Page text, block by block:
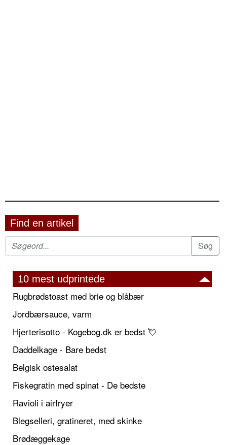
Find en artikel
10 mest udprintede
Rugbrødstoast med brie og blåbær
Jordbærsauce, varm
Hjerterisotto - Kogebog.dk er bedst 💘
Daddelkage - Bare bedst
Belgisk ostesalat
Fiskegratin med spinat - De bedste
Ravioli i airfryer
Blegselleri, gratineret, med skinke
Brødæggekage